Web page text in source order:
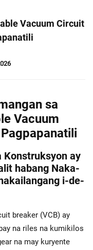
Vacuum Circuit
sa
Vacuum
Konstruksyon ay
habang Naka-
i-de-
breaker (VCB) ay
na riles na kumikilos
na may kuryente